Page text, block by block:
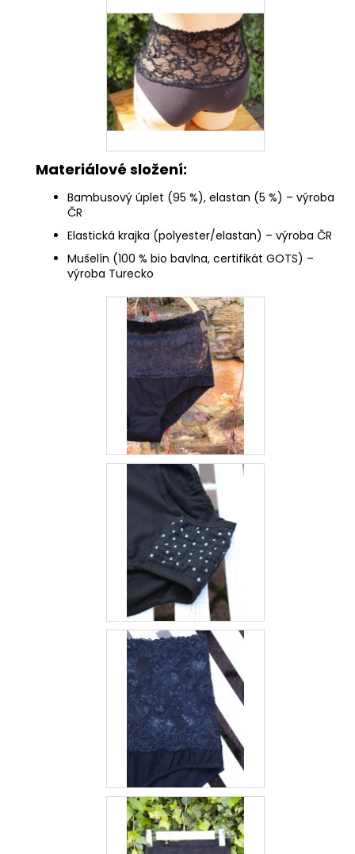
Materiálové složení:
Bambusový úplet (95 %), elastan (5 %) – výroba
ČR
Elastická krajka (polyester/elastan) – výroba ČR
Mušelín (100 % bio bavlna, certifikát GOTS) –
výroba Turecko